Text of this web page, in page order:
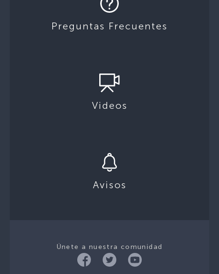
Preguntas Frecuentes
Videos
Avisos
Únete a nuestra comunidad